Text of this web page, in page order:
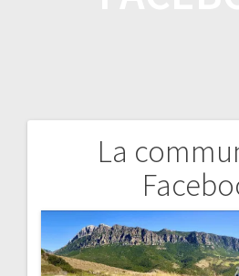
La
Navigazione